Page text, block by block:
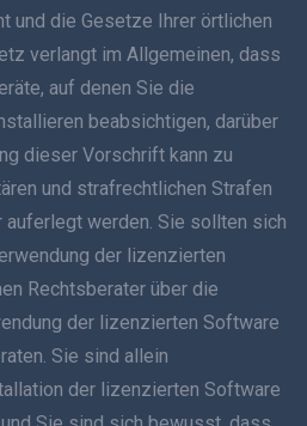
und die Gesetze Ihrer örtlichen
verlangt im Allgemeinen, dass
auf denen Sie die
beabsichtigen, darüber
dieser Vorschrift kann zu
und strafrechtlichen Strafen
werden. Sie sollten sich
der lizenzierten
Rechtsberater über die
der lizenzierten Software
Sie sind allein
der lizenzierten Software